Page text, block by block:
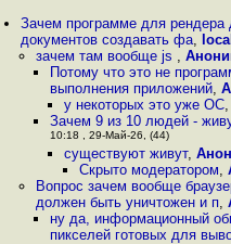
Зачем программе для рендера
документов создавать фа,
зачем там вообще js ,
Потому что это не
выполнения приложений,
у некоторых это уже ОС
Зачем 9 из 10 людей -
10:18 , 29-Май-26, (44)
существуют живут,
Скрыто модератором,
Вопрос зачем вообще
должен быть уничтожен и п,
ну да, информационный
пикселей готовых для